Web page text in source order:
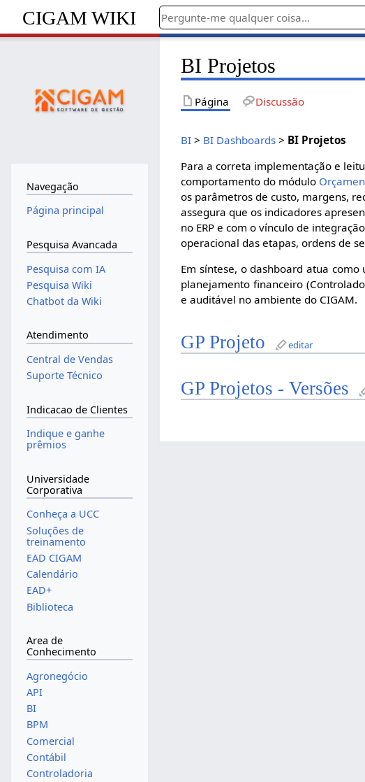
CIGAM WIKI
BI Projetos
Página Discussão
BI > BI Dashboards > BI Projetos
Para a correta implementação e
comportamento do módulo
os parâmetros de custo, margens,
assegura que os indicadores
no ERP e com o vínculo de
operacional das etapas, ordens de
Em síntese, o dashboard atua
planejamento financeiro
e auditável no ambiente do CIGAM.
GP Projeto editar
GP Projetos - Versões
Navegação
Página principal
Pesquisa Avancada
Pesquisa com IA
Pesquisa Wiki
Chatbot da Wiki
Atendimento
Central de Vendas
Suporte Técnico
Indicacao de Clientes
Indique e ganhe
prêmios
Universidade
Corporativa
Conheça a UCC
Soluções de
treinamento
EAD CIGAM
Calendário
EAD+
Biblioteca
Area de
Conhecimento
Agronegócio
API
BI
BPM
Comercial
Contábil
Controladoria